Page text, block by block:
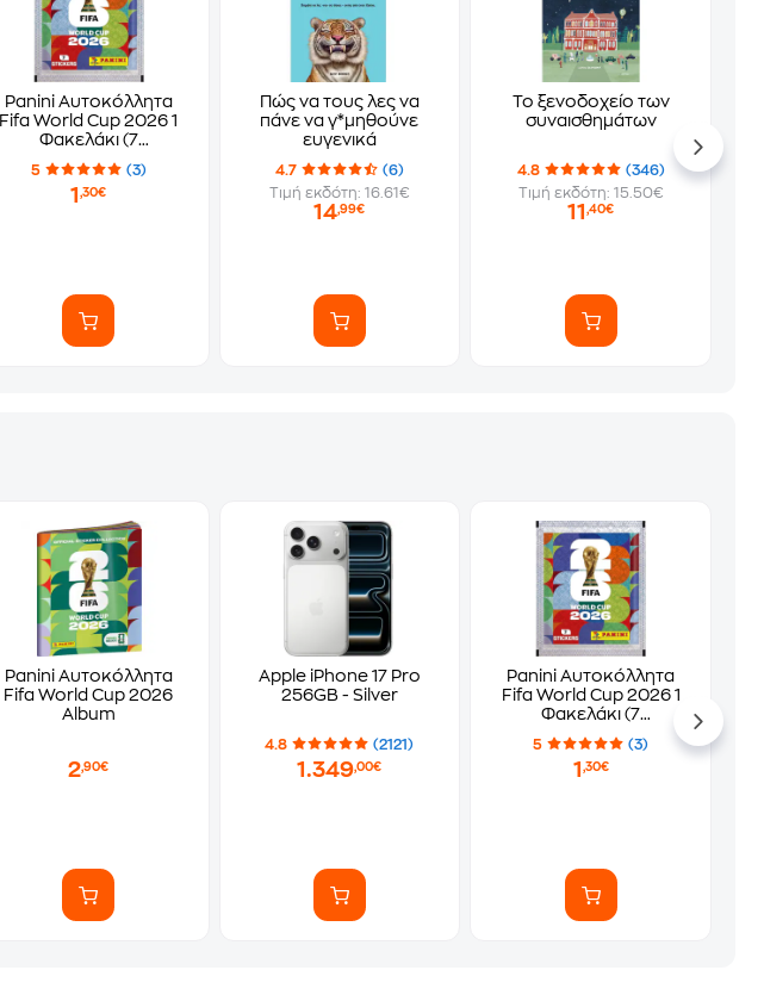
Panini Αυτοκόλλητα
Fifa World Cup 2026 1
Φακελάκι (7
Αυτοκόλλητα)
5 (3)
1,30€
Πώς να τους λες να
πάνε να γ*μηθούνε
ευγενικά
4.7
(6)
Τιμή εκδότη: 16.61€
14,99€
Το ξενοδοχείο των
συναισθημάτων
4.8
(346)
Τιμή εκδότη: 15.50€
11,40€
Panini Αυτοκόλλητα
Fifa World Cup 2026
Album
2,90€
Apple iPhone 17 Pro
256GB - Silver
4.8 (2121)
1.349,00€
Panini Αυτοκόλλητα
Fifa World Cup 2026 1
Φακελάκι (7
Αυτοκόλλητα)
5 (3)
1 ,30€